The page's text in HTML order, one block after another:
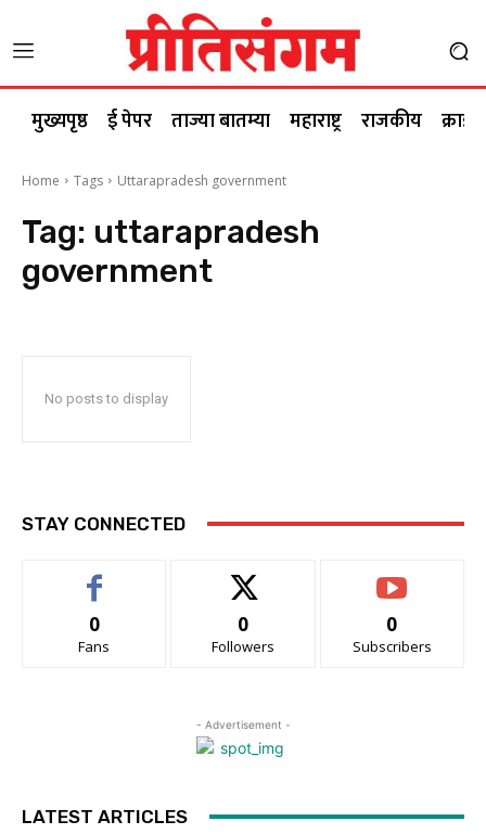
मुख्यपृष्ठ ई पेपर ताज्या बातम्या महाराष्ट्र राजकीय क्राईम
Home Tags Uttarapradesh government
Tag: uttarapradesh
government
No posts to display
STAY CONNECTED
0
Fans
0
Followers
0
Subscribers
- Advertisement -
LATEST ARTICLES